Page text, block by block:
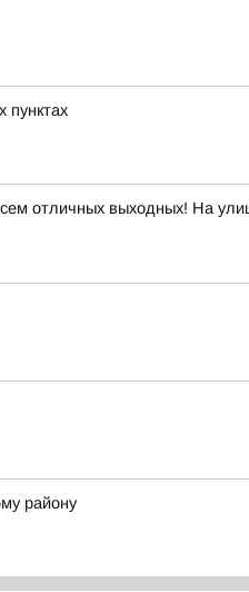
пунктах
отличных выходных! На
району